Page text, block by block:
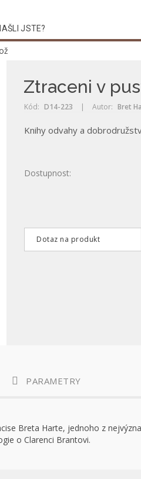
JSTE?
Ztraceni v
Kód: D14-223 | Autor: Bret
Knihy odvahy a
Dostupnost:
Dotaz na produkt
PARAMETRY
Breta Harte, jednoho z
o Clarenci Brantovi.